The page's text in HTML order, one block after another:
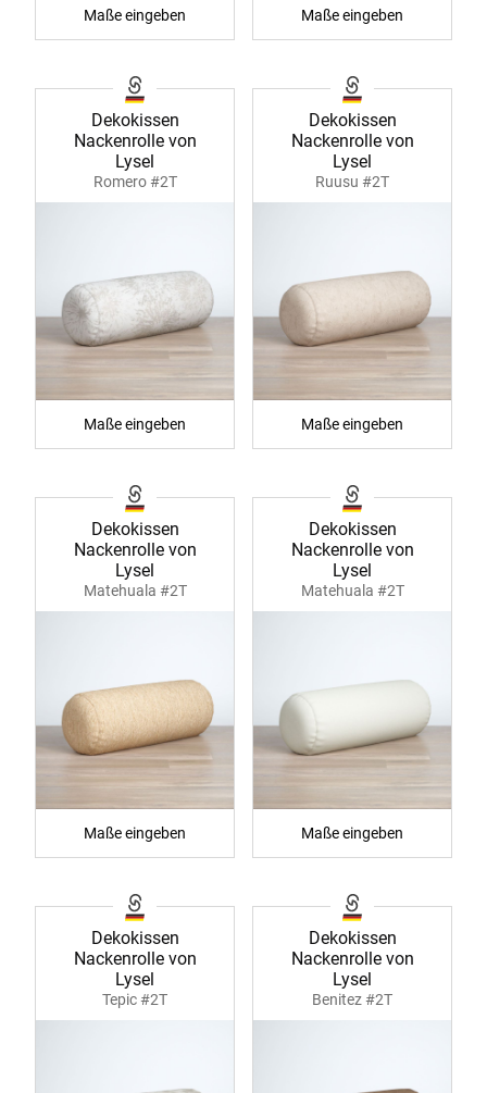
Maße eingeben Maße eingeben
Dekokissen
Nackenrolle von
Lysel
Romero #2T
Maße eingeben
Dekokissen
Nackenrolle von
Lysel
Ruusu #2T
Maße eingeben
Dekokissen
Nackenrolle von
Lysel
Matehuala #2T
Maße eingeben
Dekokissen
Nackenrolle von
Lysel
Matehuala #2T
Maße eingeben
Dekokissen
Nackenrolle von
Lysel
Tepic #2T
Dekokissen
Nackenrolle von
Lysel
Benitez #2T